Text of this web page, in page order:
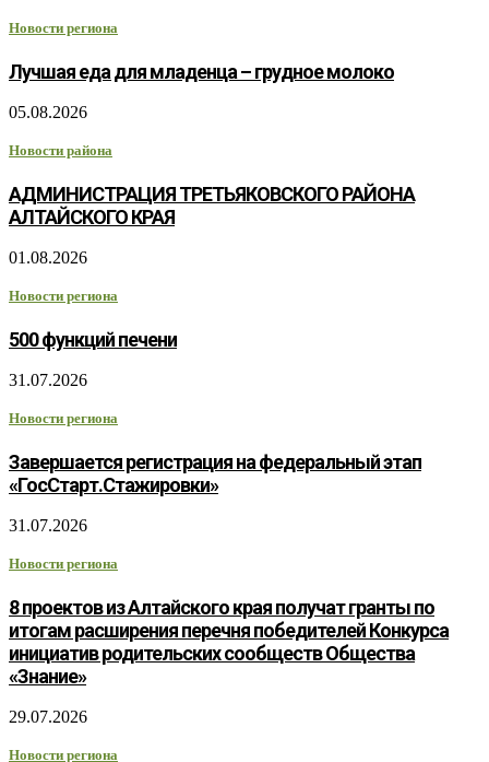
Новости региона
Лучшая еда для младенца – грудное молоко
05.08.2026
Новости района
АДМИНИСТРАЦИЯ ТРЕТЬЯКОВСКОГО РАЙОНА
АЛТАЙСКОГО КРАЯ
01.08.2026
Новости региона
500 функций печени
31.07.2026
Новости региона
Завершается регистрация на федеральный этап
«ГосСтарт.Стажировки»
31.07.2026
Новости региона
8 проектов из Алтайского края получат гранты по
итогам расширения перечня победителей Конкурса
инициатив родительских сообществ Общества
«Знание»
29.07.2026
Новости региона